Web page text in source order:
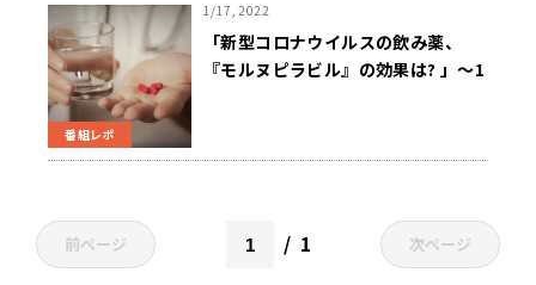
番組レポ
1/17, 2022
「新型コロナウイルスの飲み薬、
『モルヌピラビル』の効果は? 」～1
前ページ 1 次ページ